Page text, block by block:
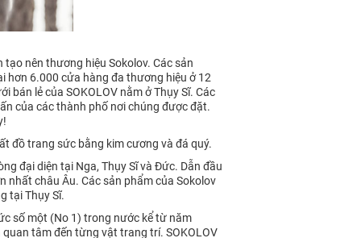
nên thương hiệu Sokolov. Các sản
hơn 6.000 cửa hàng đa thương hiệu ở 12
lẻ của SOKOLOV nằm ở Thụy Sĩ. Các
của các thành phố nơi chúng được đặt.
đồ trang sức bằng kim cương và đá quý.
đại diện tại Nga, Thụy Sĩ và Đức. Dẫn đầu
nhất châu Âu. Các sản phẩm của Sokolov
tại Thụy Sĩ.
số một (No 1) trong nước kể từ năm
tâm đến từng vật trang trí. SOKOLOV